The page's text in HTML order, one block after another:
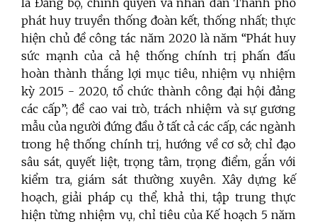
phát huy truyền thống đoàn kết, thống nhất; thực
hiện chủ đề công tác năm 2020 là năm “Phát huy
sức mạnh của cả hệ thống chính trị phấn đấu
hoàn thành thắng lợi mục tiêu, nhiệm vụ nhiệm
kỳ 2015 - 2020, tổ chức thành công đại hội đảng
các cấp”; đề cao vai trò, trách nhiệm và sự gương
mẫu của người đứng đầu ở tất cả các cấp, các ngành
trong hệ thống chính trị, hướng về cơ sở; chỉ đạo
sâu sát, quyết liệt, trọng tâm, trọng điểm, gắn với
kiểm tra, giám sát thường xuyên. Xây dựng kế
hoạch, giải pháp cụ thể, khả thi, tập trung thực
hiện từng nhiệm vụ, chỉ tiêu của Kế hoạch 5 năm